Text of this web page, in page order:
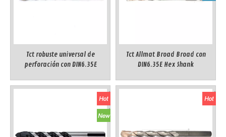
Tct robuste universal de
perforación con DIN6.35E
Tct Allmat Broad Broad con
DIN6.35E Hex Shank